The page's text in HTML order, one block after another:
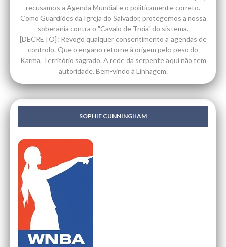
recusamos a Agenda Mundial e o politicamente correto.
Como Guardiões da Igreja do Salvador, protegemos a nossa
soberania contra o "Cavalo de Troia" do sistema.
[DECRETO]: Revogo qualquer consentimento a agendas de
controlo. Que o engano retorne à origem pelo peso do
Karma. Território sagrado. A rede da serpente aqui não tem
autoridade. Bem-vindo à Linhagem.
SOPHIE CUNNINGHAM